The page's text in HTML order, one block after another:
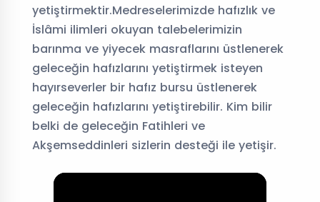
yetiştirmektir.Medreselerimizde hafızlık ve
İslâmi ilimleri okuyan talebelerimizin
barınma ve yiyecek masraflarını üstlenerek
geleceğin hafızlarını yetiştirmek isteyen
hayırseverler bir hafız bursu üstlenerek
geleceğin hafızlarını yetiştirebilir. Kim bilir
belki de geleceğin Fatihleri ve
Akşemseddinleri sizlerin desteği ile yetişir.